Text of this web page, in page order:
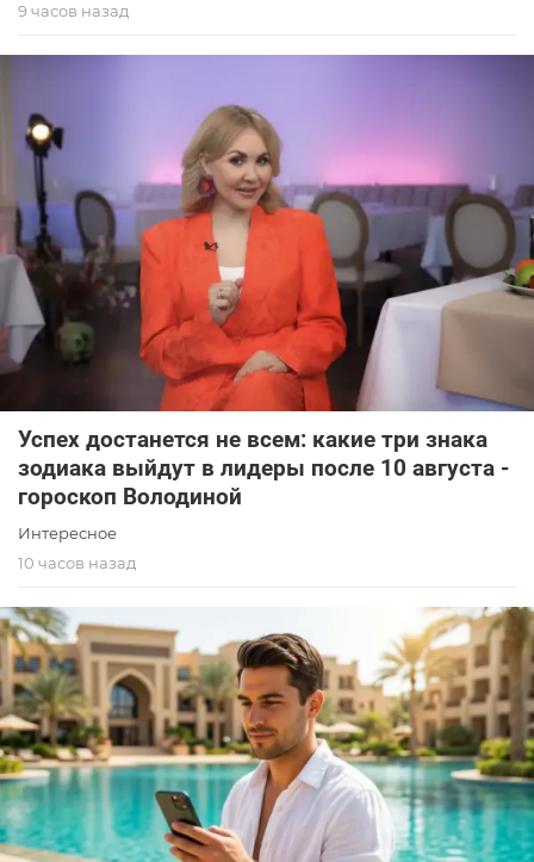
9 часов назад
Успех достанется не всем: какие три знака
зодиака выйдут в лидеры после 10 августа -
гороскоп Володиной
Интересное
10 часов назад